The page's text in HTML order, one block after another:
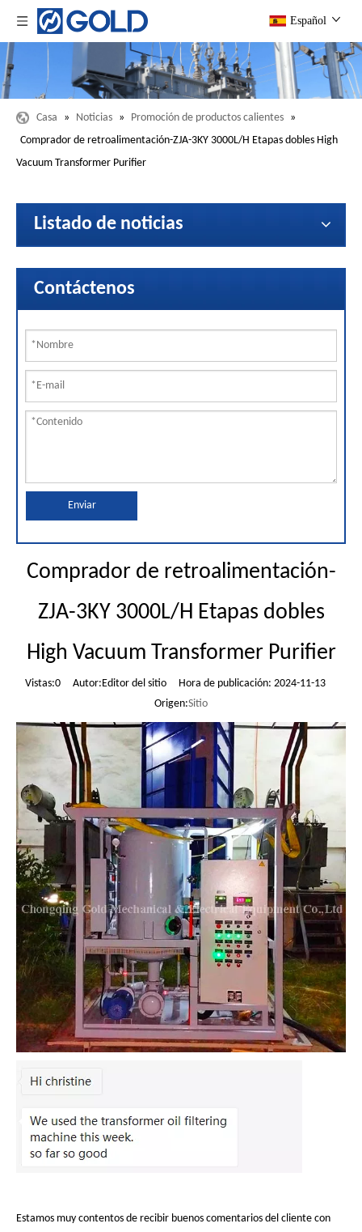
Español
Casa » Noticias » Promoción de productos calientes »
Comprador de retroalimentación-ZJA-3KY 3000L/H Etapas dobles High
Vacuum Transformer Purifier
Listado de noticias
Contáctenos
Enviar
Comprador de retroalimentación-
ZJA-3KY 3000L/H Etapas dobles
High Vacuum Transformer Purifier
Vistas:0Autor:Editor del sitio Hora de publicación: 2024-11-13
Origen:Sitio
Estamos muy contentos de recibir buenos comentarios del cliente con